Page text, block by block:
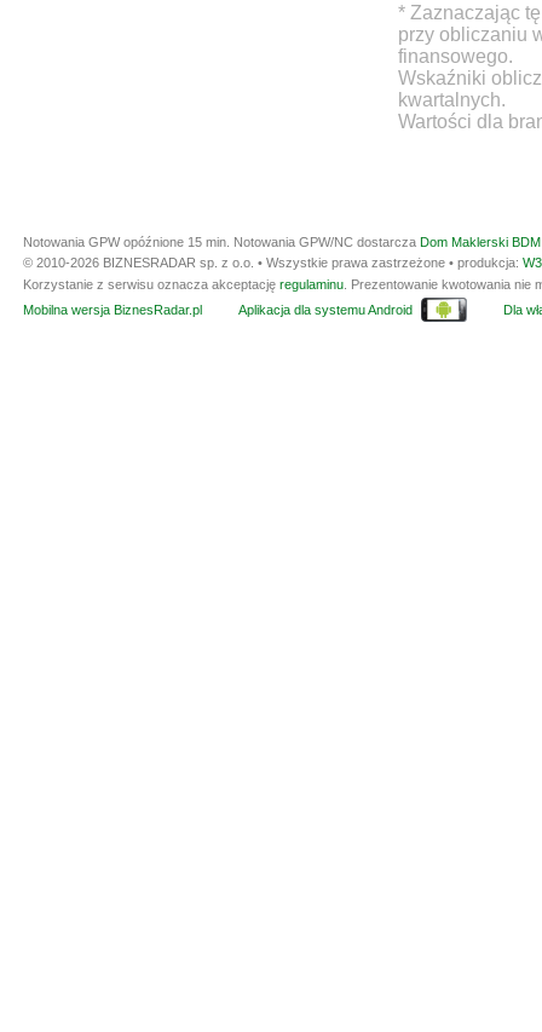
* Zaznaczając
przy obliczaniu
finansowego.
Wskaźniki
kwartalnych.
Wartości dla
Notowania GPW opóźnione 15 min. Notowania GPW/NC dostarcza Dom Maklerski
© 2010-2026 BIZNESRADAR sp. z o.o. • Wszystkie prawa zastrzeżone • produkcja:
Korzystanie z serwisu oznacza akceptację regulaminu . Prezentowanie kwotowania
Mobilna wersja BiznesRadar.pl
Aplikacja dla systemu Android Dla